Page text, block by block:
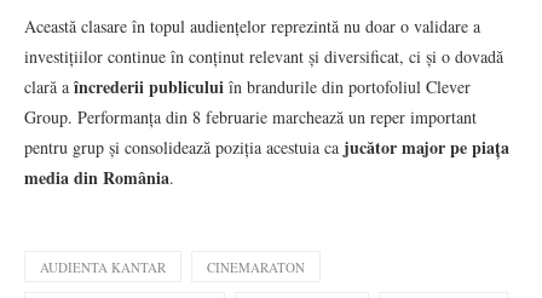
Această clasare în topul audiențelor reprezintă nu doar o validare a
investițiilor continue în conținut relevant și diversificat, ci și o dovadă
clară a încrederii publicului în brandurile din portofoliul Clever
Group. Performanța din 8 februarie marchează un reper important
pentru grup și consolidează poziția acestuia ca jucător major pe piața
media din România.
AUDIENTA KANTAR CINEMARATON